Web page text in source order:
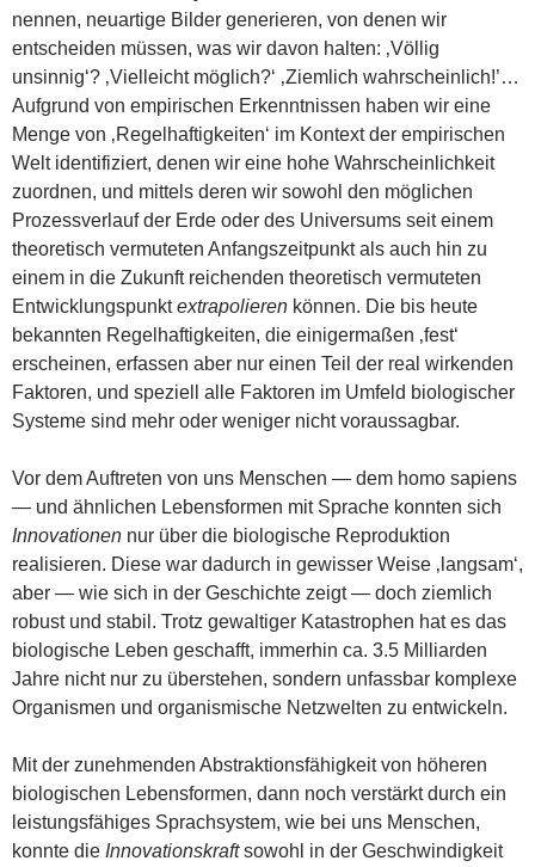
nennen, neuartige Bilder generieren, von denen wir
entscheiden müssen, was wir davon halten: ‚Völlig
unsinnig‘? ‚Vielleicht möglich?‘ ‚Ziemlich wahrscheinlich!’…
Aufgrund von empirischen Erkenntnissen haben wir eine
Menge von ‚Regelhaftigkeiten‘ im Kontext der empirischen
Welt identifiziert, denen wir eine hohe Wahrscheinlichkeit
zuordnen, und mittels deren wir sowohl den möglichen
Prozessverlauf der Erde oder des Universums seit einem
theoretisch vermuteten Anfangszeitpunkt als auch hin zu
einem in die Zukunft reichenden theoretisch vermuteten
Entwicklungspunktextrapolieren können. Die bis heute
bekannten Regelhaftigkeiten, die einigermaßen ‚fest‘
erscheinen, erfassen aber nur einen Teil der real wirkenden
Faktoren, und speziell alle Faktoren im Umfeld biologischer
Systeme sind mehr oder weniger nicht voraussagbar.
Vor dem Auftreten von uns Menschen — dem homo sapiens
— und ähnlichen Lebensformen mit Sprache konnten sich
Innovationen nur über die biologische Reproduktion
realisieren. Diese war dadurch in gewisser Weise ‚langsam‘,
aber — wie sich in der Geschichte zeigt — doch ziemlich
robust und stabil. Trotz gewaltiger Katastrophen hat es das
biologische Leben geschafft, immerhin ca. 3.5 Milliarden
Jahre nicht nur zu überstehen, sondern unfassbar komplexe
Organismen und organismische Netzwelten zu entwickeln.
Mit der zunehmenden Abstraktionsfähigkeit von höheren
biologischen Lebensformen, dann noch verstärkt durch ein
leistungsfähiges Sprachsystem, wie bei uns Menschen,
konnte die Innovationskraftsowohl in der Geschwindigkeit